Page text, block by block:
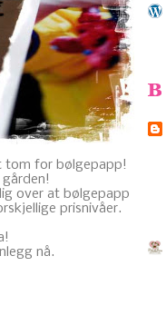
tom for bølgepapp!
gården!
over at bølgepapp
prisnivåer.
nå.